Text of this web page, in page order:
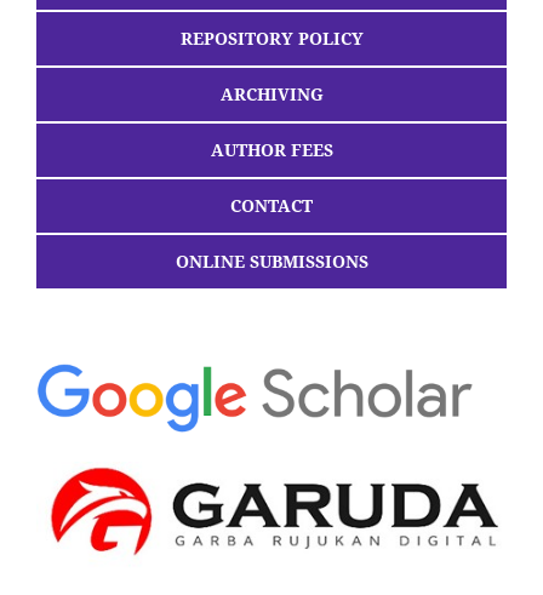
REPOSITORY POLICY
ARCHIVING
AUTHOR FEES
CONTACT
ONLINE SUBMISSIONS